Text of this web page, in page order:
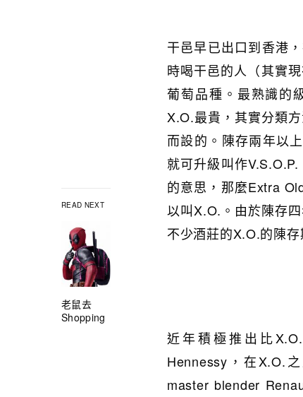
READ NEXT
老鼠去
Shopping
干邑早已出口到香港
時喝干邑的人（其實
葡萄品種。最熟識的
X.O.最貴，其實分類
而設的。陳存兩年以
就可升級叫作
的意思，那麼Extra
以叫X.O.。由於陳存
不少酒莊的X.O.的陳
近年積極推出比
Hennessy，在X.O.
master blender